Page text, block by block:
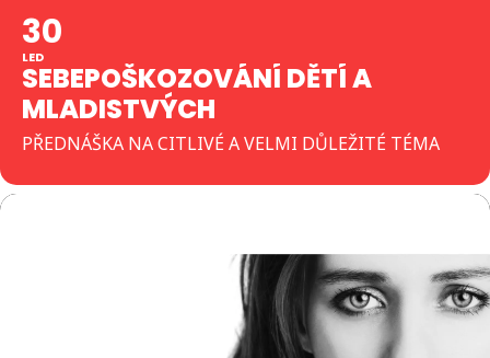
30
LED
SEBEPOŠKOZOVÁNÍ DĚTÍ A
MLADISTVÝCH
PŘEDNÁŠKA NA CITLIVÉ A VELMI DŮLEŽITÉ TÉMA